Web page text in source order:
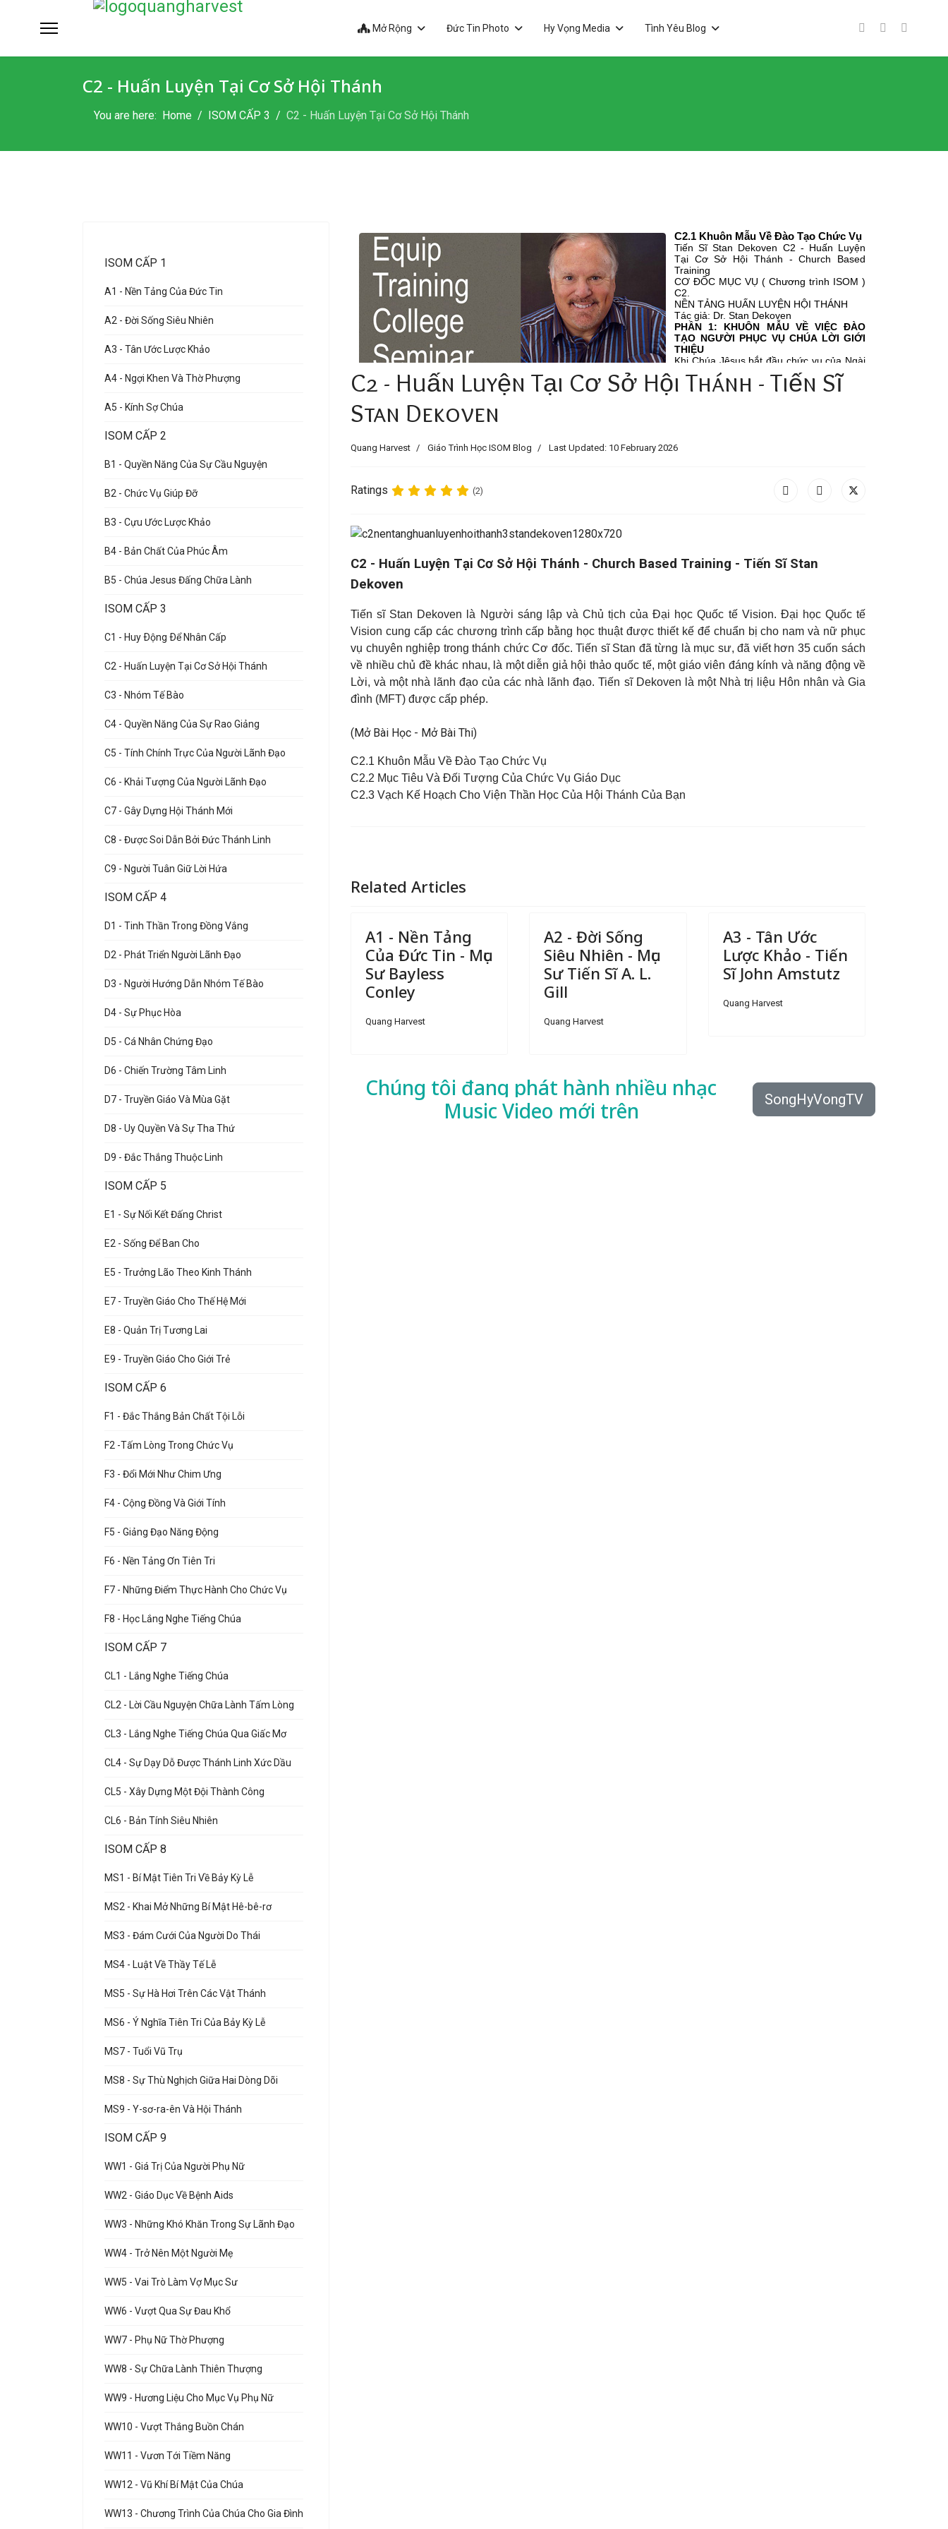
Mở Rộng Đức Tin Photo Hy Vọng Media Tình Yêu Blog
C2 - Huấn Luyện Tại Cơ Sở Hội Thánh
You are here: Home ISOM CẤP 3 C2 - Huấn Luyện Tại Cơ Sở Hội Thánh
ISOM CẤP 1
A1 - Nền Tảng Của Đức Tin
A2 - Đời Sống Siêu Nhiên
A3 - Tân Ước Lược Khảo
A4 - Ngợi Khen Và Thờ Phượng
A5 - Kính Sợ Chúa
ISOM CẤP 2
B1 - Quyền Năng Của Sự Cầu Nguyện
B2 - Chức Vụ Giúp Đỡ
B3 - Cựu Ước Lược Khảo
B4 - Bản Chất Của Phúc Âm
B5 - Chúa Jesus Đấng Chữa Lành
ISOM CẤP 3
C1 - Huy Ðộng Ðể Nhân Cấp
C2 - Huấn Luyện Tại Cơ Sở Hội Thánh
C3 - Nhóm Tế Bào
C4 - Quyền Năng Của Sự Rao Giảng
C5 - Tính Chính Trực Của Người Lãnh Đạo
C6 - Khải Tượng Của Người Lãnh Đạo
C7 - Gây Dựng Hội Thánh Mới
C8 - Được Soi Dẫn Bởi Đức Thánh Linh
C9 - Người Tuân Giữ Lời Hứa
ISOM CẤP 4
D1 - Tinh Thần Trong Đồng Vắng
D2 - Phát Triển Người Lãnh Đạo
D3 - Người Hướng Dẫn Nhóm Tế Bào
D4 - Sự Phục Hòa
D5 - Cá Nhân Chứng Đạo
D6 - Chiến Trường Tâm Linh
D7 - Truyền Giáo Và Mùa Gặt
D8 - Uy Quyền Và Sự Tha Thứ
D9 - Đắc Thắng Thuộc Linh
ISOM CẤP 5
E1 - Sự Nối Kết Đấng Christ
E2 - Sống Để Ban Cho
E5 - Trưởng Lão Theo Kinh Thánh
E7 - Truyền Giáo Cho Thế Hệ Mới
E8 - Quản Trị Tương Lai
E9 - Truyền Giáo Cho Giới Trẻ
ISOM CẤP 6
F1 - Đắc Thắng Bản Chất Tội Lỗi
F2 -Tấm Lòng Trong Chức Vụ
F3 - Đổi Mới Như Chim Ưng
F4 - Cộng Đồng Và Giới Tính
F5 - Giảng Đạo Năng Động
F6 - Nền Tảng Ơn Tiên Tri
F7 - Những Điểm Thực Hành Cho Chức Vụ
F8 - Học Lắng Nghe Tiếng Chúa
ISOM CẤP 7
CL1 - Lắng Nghe Tiếng Chúa
CL2 - Lời Cầu Nguyện Chữa Lành Tấm Lòng
CL3 - Lắng Nghe Tiếng Chúa Qua Giấc Mơ
CL4 - Sự Dạy Dỗ Được Thánh Linh Xức Dầu
CL5 - Xây Dựng Một Đội Thành Công
CL6 - Bản Tính Siêu Nhiên
ISOM CẤP 8
MS1 - Bí Mật Tiên Tri Về Bảy Kỳ Lễ
MS2 - Khai Mở Những Bí Mật Hê-bê-rơ
MS3 - Đám Cưới Của Người Do Thái
MS4 - Luật Về Thầy Tế Lễ
MS5 - Sự Hà Hơi Trên Các Vật Thánh
MS6 - Ý Nghĩa Tiên Tri Của Bảy Kỳ Lễ
MS7 - Tuổi Vũ Trụ
MS8 - Sự Thù Nghịch Giữa Hai Dòng Dõi
MS9 - Y-sơ-ra-ên Và Hội Thánh
ISOM CẤP 9
WW1 - Giá Trị Của Người Phụ Nữ
WW2 - Giáo Dục Về Bệnh Aids
WW3 - Những Khó Khăn Trong Sự Lãnh Đạo
WW4 - Trở Nên Một Người Mẹ
WW5 - Vai Trò Làm Vợ Mục Sư
WW6 - Vượt Qua Sự Đau Khổ
WW7 - Phụ Nữ Thờ Phượng
WW8 - Sự Chữa Lành Thiên Thượng
WW9 - Hương Liệu Cho Mục Vụ Phụ Nữ
WW10 - Vượt Thắng Buồn Chán
WW11 - Vươn Tới Tiềm Năng
WW12 - Vũ Khí Bí Mật Của Chúa
WW13 - Chương Trình Của Chúa Cho Gia Đình
C2 - Huấn Luyện Tại Cơ Sở Hội Thánh - Tiến Sĩ
Stan Dekoven
Quang Harvest Giáo Trình Học ISOM Blog Last Updated: 10 February 2026
Ratings (2)
C2 - Huấn Luyện Tại Cơ Sở Hội Thánh - Church Based Training - Tiến Sĩ Stan
Dekoven
Tiến sĩ Stan Dekoven là Người sáng lập và Chủ tịch của Đại học Quốc tế Vision. Đại học Quốc tế
Vision cung cấp các chương trình cấp bằng học thuật được thiết kế để chuẩn bị cho nam và nữ phục
vụ chuyên nghiệp trong thánh chức Cơ đốc. Tiến sĩ Stan đã từng là mục sư, đã viết hơn 35 cuốn sách
về nhiều chủ đề khác nhau, là một diễn giả hội thảo quốc tế, một giáo viên đáng kính và năng động về
Lời, và một nhà lãnh đạo của các nhà lãnh đạo. Tiến sĩ Dekoven là một Nhà trị liệu Hôn nhân và Gia
đình (MFT) được cấp phép.
(Mở Bài Học - Mở Bài Thi)
C2.1 Khuôn Mẫu Về Đào Tạo Chức Vụ
C2.2 Mục Tiêu Và Đối Tượng Của Chức Vụ Giáo Dục
C2.3 Vạch Kế Hoạch Cho Viện Thần Học Của Hội Thánh Của Bạn
Related Articles
A1 - Nền Tảng
Của Đức Tin - Mục
Sư Bayless
Conley
Quang Harvest
A2 - Đời Sống
Siêu Nhiên - Mục
Sư Tiến Sĩ A. L.
Gill
Quang Harvest
A3 - Tân Ước
Lược Khảo - Tiến
Sĩ John Amstutz
Quang Harvest
Chúng tôi đang phát hành nhiều nhạc
Music Video mới trên
SongHyVongTV